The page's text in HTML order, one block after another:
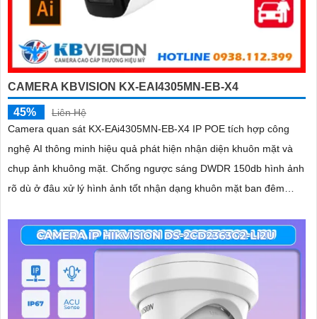
CAMERA KBVISION KX-EAI4305MN-EB-X4
45%
Liên Hệ
Camera quan sát KX-EAi4305MN-EB-X4 IP POE tích hợp công
nghệ AI thông minh hiệu quả phát hiện nhận diện khuôn mặt và
chụp ảnh khuông mặt. Chống ngược sáng DWDR 150db hình ảnh
rõ dù ở đâu xử lý hình ảnh tốt nhận dạng khuôn mặt ban đêm